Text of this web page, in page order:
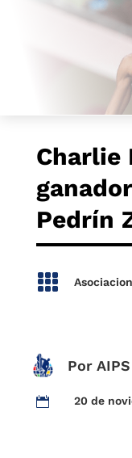
Charlie
Pedrín

Por
 20 de